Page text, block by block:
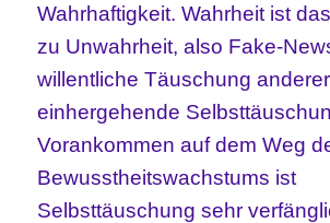
Wahrhaftigkeit.Wahrheit ist
zu Unwahrheit, also Fake-
willentliche Täuschung
einhergehende
Vorankommen auf dem Weg
Bewusstheitswachstums ist
Selbsttäuschung sehr